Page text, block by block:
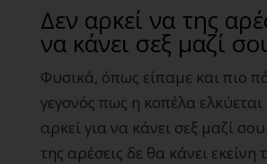
Δεν αρκεί να της
να κάνει σεξ μαζί
Φυσικά, όπως είπαμε και πιο
γεγονός πως η κοπέλα
αρκεί για να κάνει σεξ μαζί
της αρέσεις δε θα κάνει